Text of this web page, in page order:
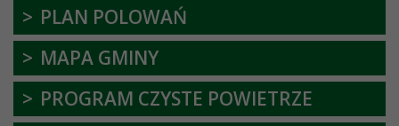
PLAN POLOWAŃ
MAPA GMINY
PROGRAM CZYSTE POWIETRZE